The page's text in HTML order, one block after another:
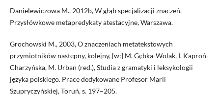
Danielewiczowa M., 2012b, W głąb specjalizacji znaczeń.
Przysłówkowe metapredykaty atestacyjne, Warszawa.
Grochowski M., 2003, O znaczeniach metatekstowych
przymiotników następny, kolejny, [w:] M. Gębka-Wolak, I. Kaproń-
Charzyńska, M. Urban (red.), Studia z gramatyki i leksykologii
języka polskiego. Prace dedykowane Profesor Marii
Szupryczyńskiej, Toruń, s. 197–205.